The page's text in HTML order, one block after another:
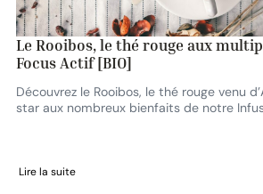
Le Rooibos, le thé rouge aux
Focus Actif [BIO]
Découvrez le Rooibos, le thé rouge venu
star aux nombreux bienfaits de notre
Lire la suite